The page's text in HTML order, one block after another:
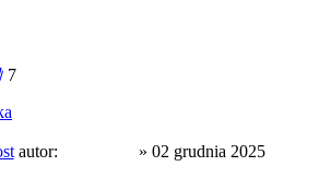
7
autor: » 02 grudnia 2025